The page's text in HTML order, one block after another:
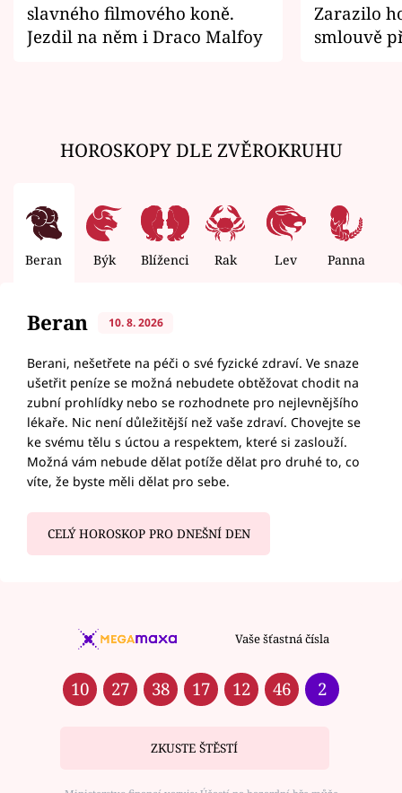
slavného filmového koně.
Jezdil na něm i Draco Malfoy
Zarazilo
smlouvě
HOROSKOPY DLE ZVĚROKRUHU
Beran Býk Blíženci Rak Lev Panna
Beran 10. 8. 2026
Berani, nešetřete na péči o své fyzické zdraví. Ve snaze
ušetřit peníze se možná nebudete obtěžovat chodit na
zubní prohlídky nebo se rozhodnete pro nejlevnějšího
lékaře. Nic není důležitější než vaše zdraví. Chovejte se
ke svému tělu s úctou a respektem, které si zaslouží.
Možná vám nebude dělat potíže dělat pro druhé to, co
víte, že byste měli dělat pro sebe.
CELÝ HOROSKOP PRO DNEŠNÍ DEN
Vaše šťastná čísla
10 27 38 17 12 46 2
ZKUSTE ŠTĚSTÍ